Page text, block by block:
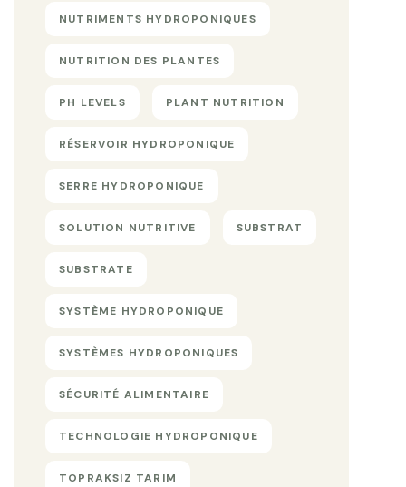
NUTRIMENTS HYDROPONIQUES
NUTRITION DES PLANTES
PH LEVELS PLANT NUTRITION
RÉSERVOIR HYDROPONIQUE
SERRE HYDROPONIQUE
SOLUTION NUTRITIVE SUBSTRAT
SUBSTRATE
SYSTÈME HYDROPONIQUE
SYSTÈMES HYDROPONIQUES
SÉCURITÉ ALIMENTAIRE
TECHNOLOGIE HYDROPONIQUE
TOPRAKSIZ TARIM